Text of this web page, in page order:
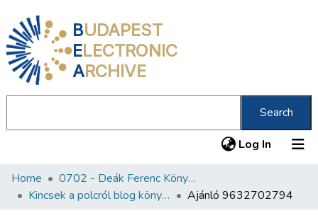
BUDAPEST
ELECTRONIC
ARCHIVE
Search
Log In (current)
Communities & Collections
Home
0702 - Deák Ferenc Könyvtár
Kincsek a polcról blog könyvajánlói
Ajánló 9632702794